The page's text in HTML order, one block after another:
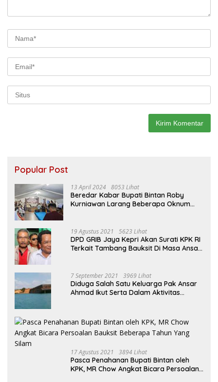
Popular Post
13 April 2024 8053 Lihat
Beredar Kabar Bupati Bintan Roby
Kurniawan Larang Beberapa Oknum
19 Agustus 2021 5623 Lihat
DPD GRIB Jaya Kepri Akan Surati KPK RI
Terkait Tambang Bauksit Di Masa Ansar
7 September 2021 3969 Lihat
Diduga Salah Satu Keluarga Pak Ansar
Ahmad Ikut Serta Dalam Aktivitas
17 Agustus 2021 3894 Lihat
Pasca Penahanan Bupati Bintan oleh
KPK, MR Chow Angkat Bicara Persoalan